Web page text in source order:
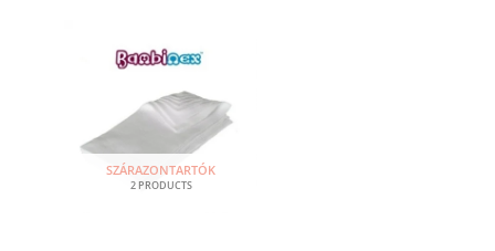
SZÁRAZONTARTÓK
2 PRODUCTS